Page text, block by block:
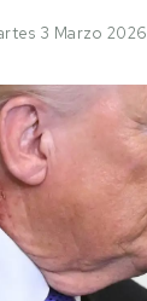
3 Marzo 2026